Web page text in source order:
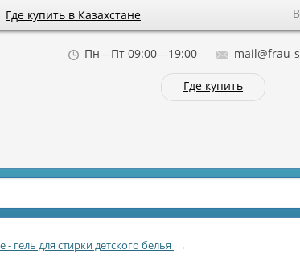
Где купить в Казахстане
Пн—Пт 09:00—19:00 mail@frau-
Где купить
- гель для стирки детского белья →